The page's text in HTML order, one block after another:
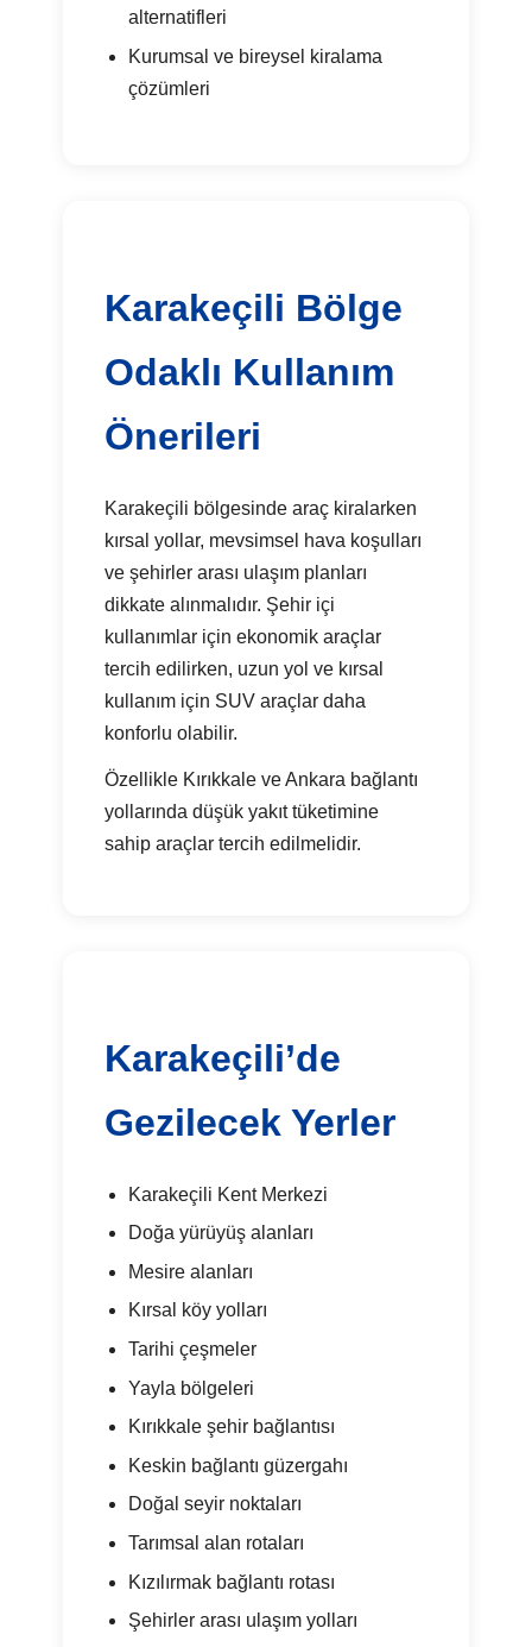
alternatifleri
Kurumsal ve bireysel kiralama
çözümleri
Karakeçili Bölge
Odaklı Kullanım
Önerileri
Karakeçili bölgesinde araç kiralarken
kırsal yollar, mevsimsel hava koşulları
ve şehirler arası ulaşım planları
dikkate alınmalıdır. Şehir içi
kullanımlar için ekonomik araçlar
tercih edilirken, uzun yol ve kırsal
kullanım için SUV araçlar daha
konforlu olabilir.
Özellikle Kırıkkale ve Ankara bağlantı
yollarında düşük yakıt tüketimine
sahip araçlar tercih edilmelidir.
Karakeçili’de
Gezilecek Yerler
Karakeçili Kent Merkezi
Doğa yürüyüş alanları
Mesire alanları
Kırsal köy yolları
Tarihi çeşmeler
Yayla bölgeleri
Kırıkkale şehir bağlantısı
Keskin bağlantı güzergahı
Doğal seyir noktaları
Tarımsal alan rotaları
Kızılırmak bağlantı rotası
Şehirler arası ulaşım yolları